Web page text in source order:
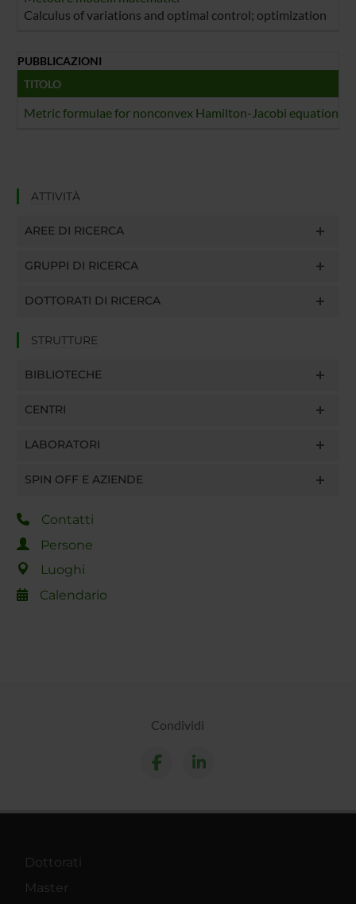
Calculus of variations and optimal control; optimization
PUBBLICAZIONI
TITOLO
Metric formulae for nonconvex Hamilton-Jacobi equations
ATTIVITÀ
AREE DI RICERCA
GRUPPI DI RICERCA
DOTTORATI DI RICERCA
STRUTTURE
BIBLIOTECHE
CENTRI
LABORATORI
SPIN OFF E AZIENDE
Contatti
Persone
Luoghi
Calendario
Condividi
Dottorati
Master